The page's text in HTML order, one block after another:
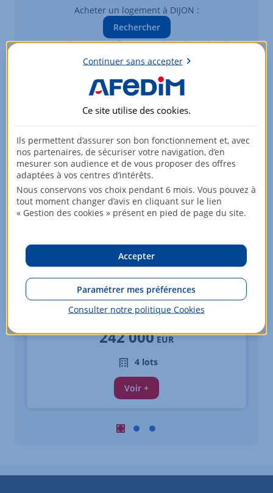
Acheter un logement à DIJON :
Rechercher
Vous souhaitez modifier vos critères de recherche ?
Plus de critères
Biens similaires à la vente
Carousel : Biens similaires à la
Carousel : Biens similaires à la
Carousel : Biens similaires à
Élément 1 sur 3
Appartements - du 3 au 4 pièces
FONTAINE LES DIJON
242 000 EUR
4 lots
Voir +
Continuer sans accepter
Ce site utilise des cookies.
Ils permettent d’assurer son bon fonctionnement et, avec
nos partenaires, de sécuriser votre navigation, d’en
mesurer son audience et de vous proposer des offres
adaptées à vos centres d’intérêts.
Nous conservons vos choix pendant 6 mois. Vous pouvez à
tout moment changer d’avis en cliquant sur le lien
« Gestion des cookies » présent en pied de page du site.
Accepter
Paramétrer mes préférences
Consulter notre politique Cookies